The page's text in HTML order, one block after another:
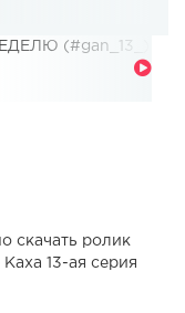
(#gan_13_)
скачать ролик
13-ая серия